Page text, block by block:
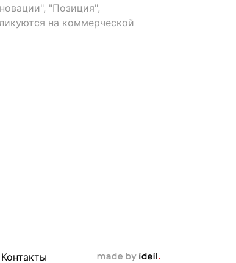
"Позиция",
на коммерческой
Контакты